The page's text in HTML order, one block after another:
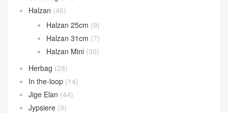
Constance 19CM
Constance 24CM
Constance 26CM
Constance Wallet
Evelyne (27)
Garden Party (32)
Geta bag (44)
Halzan(46)